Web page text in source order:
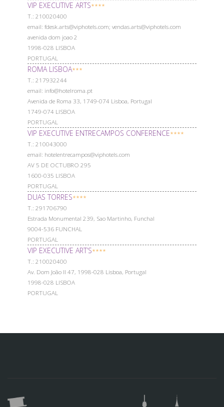
VIP EXECUTIVE ARTS****
Т.: 210020400
email: fdesk.arts@viphotels.com; vendas.arts@viphotels.com
avenida dom joao 2
1998-028 LISBOA
PORTUGAL
ROMA LISBOA***
Т.: 217932244
email: info@hotelroma.pt
Avenida de Roma 33, 1749-074 Lisboa, Portugal
1749-074 LISBOA
PORTUGAL
VIP EXECUTIVE ENTRECAMPOS CONFERENCE****
Т.: 210043000
email: hotelentrecampos@viphotels.com
AV 5 DE OCTUBRO 295
1600-035 LISBOA
PORTUGAL
DUAS TORRES****
Т.: 291706790
Estrada Monumental 239, Sao Martinho, Funchal
9004-536 FUNCHAL
PORTUGAL
VIP EXECUTIVE ART’S****
Т.: 210020400
Av. Dom João II 47, 1998-028 Lisboa, Portugal
1998-028 LISBOA
PORTUGAL